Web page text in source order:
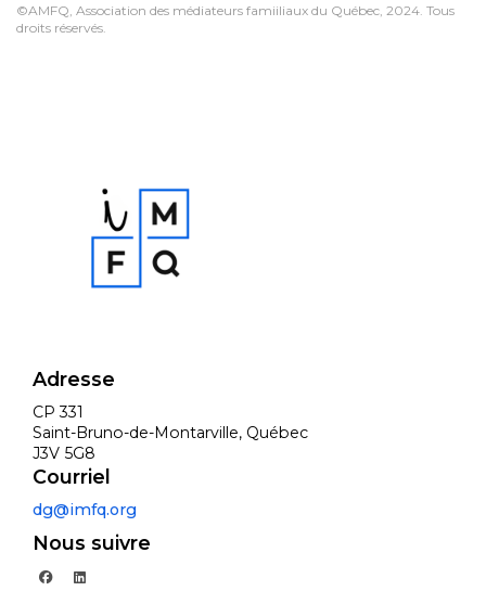
©AMFQ, Association des médiateurs famiiliaux du Québec, 2024. Tous
droits réservés.
Adresse
CP 331
Saint-Bruno-de-Montarville, Québec
J3V 5G8
Courriel
dg@imfq.org
Nous suivre
facebooklinkedin